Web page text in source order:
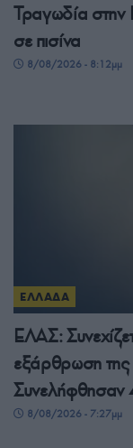
Τραγωδία στην
σε πισίνα
8/08/2026 - 8:12μμ
ΕΛΛΑΔΑ
ΕΛΑΣ:
εξάρθρωση
Συνελήφθησαν
8/08/2026 - 7:27μμ